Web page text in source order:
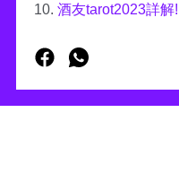
10. 酒友tarot2023詳解!